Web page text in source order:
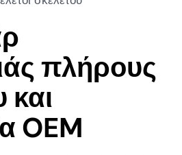
πλήρους
και
OEM